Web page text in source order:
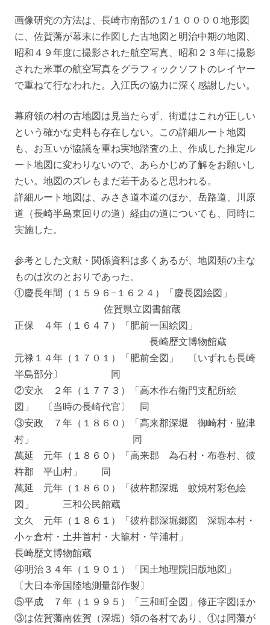
画像研究の方法は、長崎市南部の１/１００００地形図
に、佐賀藩が幕末に作図した古地図と明治中期の地図、
昭和４９年度に撮影された航空写真、昭和２３年に撮影
された米軍の航空写真をグラフィックソフトのレイヤー
で重ねて行なわれた。入江氏の協力に深く感謝したい。
幕府領の村の古地図は見当たらず、街道はこれが正しい
という確かな史料も存在しない。この詳細ルート地図
も、お互いが協議を重ね実地踏査の上、作成した推定ル
ート地図に変わりないので、あらかじめ了解をお願いし
たい。地図のズレもまだ若干あると思われる。
詳細ルート地図は、みさき道本道のほか、岳路道、川原
道（長崎半島東回りの道）経由の道についても、同時に
実施した。
参考とした文献・関係資料は多くあるが、地図類の主な
ものは次のとおりであった。
①慶長年間（１５９６−１６２４）「慶長図絵図」
佐賀県立図書館蔵
正保 ４年（１６４７）「肥前一国絵図」
長崎歴文博物館蔵
元禄１４年（１７０１）「肥前全図」 〔いずれも長崎
半島部分〕 同
②安永 ２年（１７７３）「高木作右衛門支配所絵
図」 〔当時の長崎代官〕 同
③安政 ７年（１８６０）「高来郡深堀 御崎村・脇津
村」 同
萬延 元年（１８６０）「高来郡 為石村・布巻村、彼
杵郡 平山村」 同
萬延 元年（１８６０）「彼杵郡深堀 蚊焼村彩色絵
図」 三和公民館蔵
文久 元年（１８６１）「彼杵郡深堀郷図 深堀本村・
小ヶ倉村・土井首村・大籠村・竿浦村」
長崎歴文博物館蔵
④明治３４年（１９０１）「国土地理院旧版地図」
〔大日本帝国陸地測量部作製〕
⑤平成 ７年（１９９５）「三和町全図」修正字図ほか
③は佐賀藩南佐賀（深堀）領の各村であり、①は同藩が